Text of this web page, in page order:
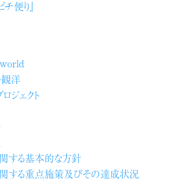
チ便り』
洋
ジェクト
する基本的な方針
する重点施策及びその達成状況